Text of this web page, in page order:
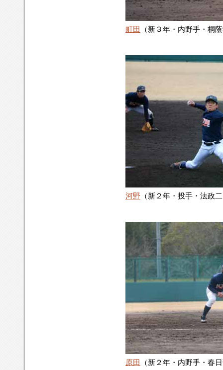
町田 （新３年・内野手・桐
河野 （新２年・投手・法政
原田 （新２年・内野手・春